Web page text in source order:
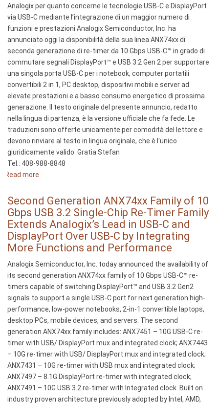
USB
3.2
de
10 Gbps
de
un
solo
chip
amplía
la
ventaja
de
Analogix
en
USB-
DisplayPort
sobre
USB-
C
al
integrar
más
funciones
y
rendimiento
Analogix per quanto concerne le tecnologie USB-C e DisplayPort
via USB-C mediante l’integrazione di un maggior numero di
funzioni e prestazioni Analogix Semiconductor, Inc. ha
annunciato oggi la disponibilità della sua linea ANX74xx di
seconda generazione di re-timer da 10 Gbps USB-C™ in grado di
commutare segnali DisplayPort™ e USB 3.2 Gen 2 per supportare
una singola porta USB-C per i notebook, computer portatili
convertibili 2 in 1, PC desktop, dispositivi mobili e server ad
elevate prestazioni e a basso consumo energetico di prossima
generazione. Il testo originale del presente annuncio, redatto
nella lingua di partenza, è la versione ufficiale che fa fede. Le
traduzioni sono offerte unicamente per comodità del lettore e
devono rinviare al testo in lingua originale, che è l'unico
giuridicamente valido. Gratia Stefan
Tel.: 408-988-8848
Read more
linea
ANX74xx
di
seconda
generazione
di
re-
timer
a
chip
singolo
da
10
Gbps
USB
3.2
consolida
la
posizione
Second Generation ANX74xx Family of 10
Gbps USB 3.2 Single-Chip Re-Timer Family
Extends Analogix’s Lead in USB-C and
DisplayPort Over USB-C by Integrating
More Functions and Performance
Analogix Semiconductor, Inc. today announced the availability of
its second generation ANX74xx family of 10 Gbps USB-C™ re-
timers capable of switching DisplayPort™ and USB 3.2 Gen2
signals to support a single USB-C port for next generation high-
performance, low-power notebooks, 2-in-1 convertible laptops,
desktop PCs, mobile devices, and servers. The second
generation ANX74xx family includes: ANX7451 – 10G USB-C re-
timer with USB/ DisplayPort mux and integrated clock; ANX7443
– 10G re-timer with USB/ DisplayPort mux and integrated clock;
ANX7431 – 10G re-timer with USB mux and integrated clock;
ANX7497 – 8.1G DisplayPort re-timer with integrated clock;
ANX7491 – 10G USB 3.2 re-timer with Integrated clock. Built on
industry proven architecture previously adopted by Intel, AMD,